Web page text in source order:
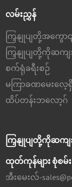
လမ်းညွှန်
ကြှနျုပျတို့အကွောင
ကြှနျုပျတို့ကိုဆကျ
စက်ရုံခရီးစဉ်
မကြာခဏမေးလေ့ရှိ
ထိပ်တန်းဘလော့ဂ်
ကြှနျုပျတို့ကိုဆကျ
ထုတ်ကုန်များ စုံစမ်
အီးမေးလ်-